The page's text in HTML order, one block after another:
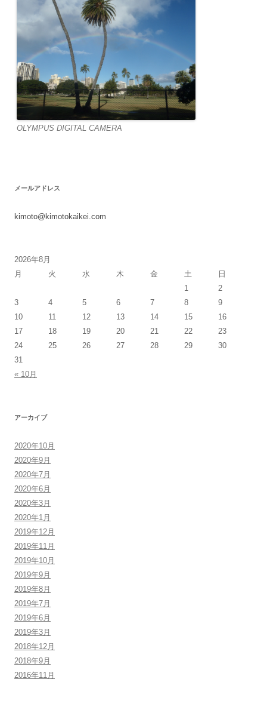
OLYMPUS DIGITAL CAMERA
メールアドレス
kimoto@kimotokaikei.com
2026年8月
月
火 水 木 金 土
日
1
2
3
4 5 6 7 8
9
10
11 12 13 14 15
16
17
18 19 20 21 22
23
24
25 26 27 28 29
30
31
« 10月
アーカイブ
2020年10月
2020年9月
2020年7月
2020年6月
2020年3月
2020年1月
2019年12月
2019年11月
2019年10月
2019年9月
2019年8月
2019年7月
2019年6月
2019年3月
2018年12月
2018年9月
2016年11月